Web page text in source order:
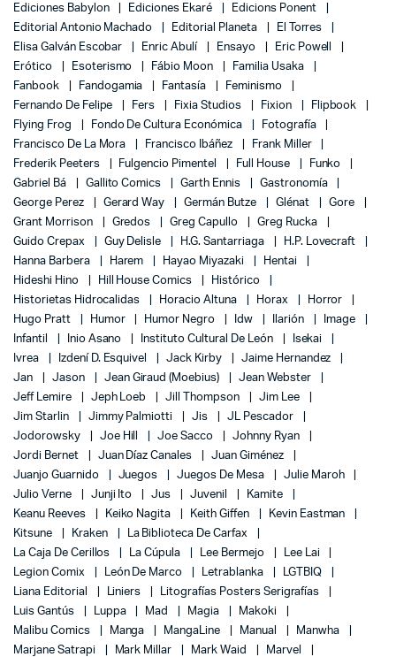
Ediciones Babylon
Ediciones Ekaré
Edicions Ponent
Editorial Antonio Machado
Editorial Planeta
El Torres
Elisa Galván Escobar
Enric Abulí Ensayo
Eric Powell
Erótico
Esoterismo Fábio Moon
Familia Usaka
Fanbook
Fandogamia Fantasía
Feminismo
Fernando De Felipe
Fers Fixia Studios Fixion
Flipbook
Flying Frog
Fondo De Cultura Económica
Fotografía
Francisco De La Mora
Francisco Ibáñez
Frank Miller
Frederik Peeters
Fulgencio Pimentel Full House
Funko
Gabriel Bá
Gallito Comics Garth Ennis
Gastronomía
George Perez
Gerard Way Germán Butze Glénat
Gore
Grant Morrison
Gredos Greg Capullo
Greg Rucka
Guido Crepax
Guy Delisle H.G. Santarriaga
H.P. Lovecraft
Hanna Barbera
Harem Hayao Miyazaki
Hentai
Hideshi Hino
Hill House Comics
Histórico
Historietas Hidrocalidas
Horacio Altuna Horax
Horror
Hugo Pratt
Humor Humor Negro Idw Ilarión
Image
Infantil
Inio Asano Instituto Cultural De León
Isekai
Ivrea
Izdení D. Esquivel Jack Kirby
Jaime Hernandez
Jan
Jason Jean Giraud (Moebius)
Jean Webster
Jeff Lemire
Jeph Loeb Jill Thompson
Jim Lee
Jim Starlin
Jimmy Palmiotti Jis
JL Pescador
Jodorowsky
Joe Hill Joe Sacco
Johnny Ryan
Jordi Bernet
Juan Díaz Canales
Juan Giménez
Juanjo Guarnido
Juegos Juegos De Mesa
Julie Maroh
Julio Verne
Junji Ito Jus Juvenil
Kamite
Keanu Reeves
Keiko Nagita Keith Giffen
Kevin Eastman
Kitsune
Kraken
La Biblioteca De Carfax
La Caja De Cerillos
La Cúpula Lee Bermejo
Lee Lai
Legion Comix
León De Marco Letrablanka
LGTBIQ
Liana Editorial
Liniers
Litografías Posters Serigrafías
Luis Gantús
Luppa Mad Magia
Makoki
Malibu Comics
Manga MangaLine Manual
Manwha
Marjane Satrapi
Mark Millar Mark Waid
Marvel